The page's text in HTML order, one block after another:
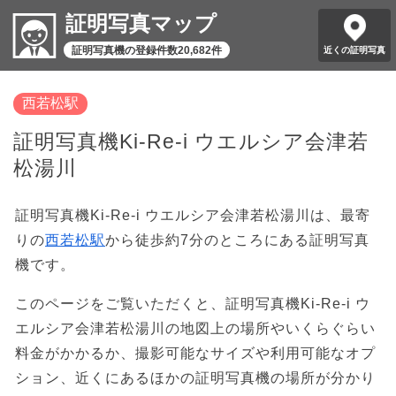
証明写真マップ
証明写真機の登録件数20,682件 近くの証明写真
西若松駅
証明写真機Ki-Re-i ウエルシア会津若
松湯川
証明写真機Ki-Re-i ウエルシア会津若松湯川は、最寄
りの西若松駅から徒歩約7分のところにある証明写真
機です。
このページをご覧いただくと、証明写真機Ki-Re-i ウ
エルシア会津若松湯川の地図上の場所やいくらぐらい
料金がかかるか、撮影可能なサイズや利用可能なオプ
ション、近くにあるほかの証明写真機の場所が分かり